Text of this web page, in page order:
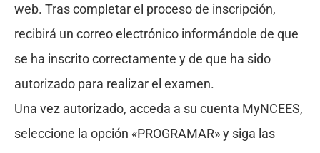
web. Tras completar el proceso de inscripción,
recibirá un correo electrónico informándole de que
se ha inscrito correctamente y de que ha sido
autorizado para realizar el examen.
Una vez autorizado, acceda a su cuenta MyNCEES,
seleccione la opción «PROGRAMAR» y siga las